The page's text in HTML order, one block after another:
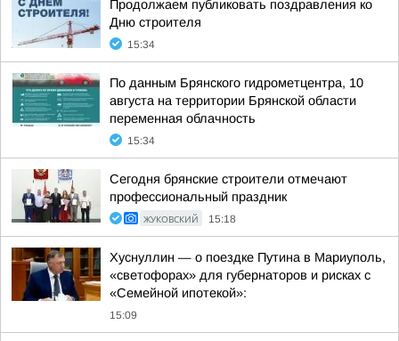
Продолжаем публиковать поздравления ко
Дню строителя
15:34
По данным Брянского гидрометцентра, 10
августа на территории Брянской области
переменная облачность
15:34
Сегодня брянские строители отмечают
профессиональный праздник
ЖУКОВСКИЙ 15:18
Хуснуллин — о поездке Путина в Мариуполь,
«светофорах» для губернаторов и рисках с
«Семейной ипотекой»:
15:09